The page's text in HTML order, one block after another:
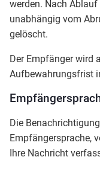
werden. Nach
unabhängig vom
gelöscht.
Der Empfänger wird
Aufbewahrungsfrist
Die
Empfängersprache,
Ihre Nachricht